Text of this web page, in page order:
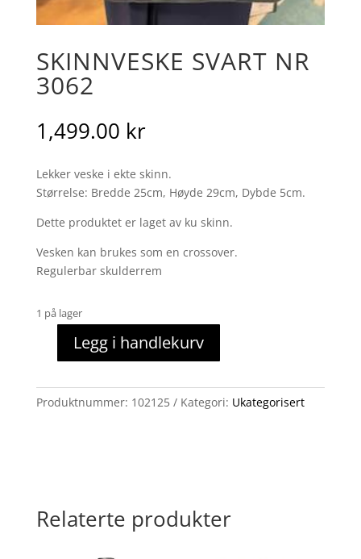
SKINNVESKE SVART NR
3062
1,499.00 kr
Lekker veske i ekte skinn.
Størrelse: Bredde 25cm, Høyde 29cm, Dybde 5cm.
Dette produktet er laget av ku skinn.
Vesken kan brukes som en crossover.
Regulerbar skulderrem
1 på lager
skinnveske
nr
3062
Legg i handlekurv
Produktnummer: 102125 Kategori: Ukategorisert
Relaterte produkter